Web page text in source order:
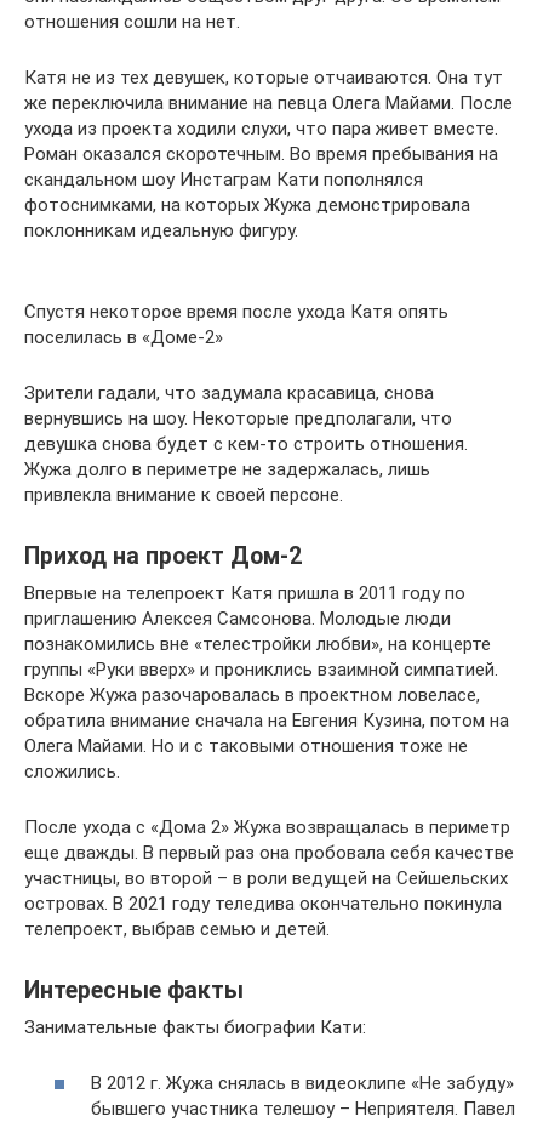
отношения сошли на нет.
Катя не из тех девушек, которые отчаиваются. Она тут
же переключила внимание на певца Олега Майами. После
ухода из проекта ходили слухи, что пара живет вместе.
Роман оказался скоротечным. Во время пребывания на
скандальном шоу Инстаграм Кати пополнялся
фотоснимками, на которых Жужа демонстрировала
поклонникам идеальную фигуру.
Спустя некоторое время после ухода Катя опять
поселилась в «Доме-2»
Зрители гадали, что задумала красавица, снова
вернувшись на шоу. Некоторые предполагали, что
девушка снова будет с кем-то строить отношения.
Жужа долго в периметре не задержалась, лишь
привлекла внимание к своей персоне.
Приход на проект Дом-2
Впервые на телепроект Катя пришла в 2011 году по
приглашению Алексея Самсонова. Молодые люди
познакомились вне «телестройки любви», на концерте
группы «Руки вверх» и прониклись взаимной симпатией.
Вскоре Жужа разочаровалась в проектном ловеласе,
обратила внимание сначала на Евгения Кузина, потом на
Олега Майами. Но и с таковыми отношения тоже не
сложились.
После ухода с «Дома 2» Жужа возвращалась в периметр
еще дважды. В первый раз она пробовала себя качестве
участницы, во второй – в роли ведущей на Сейшельских
островах. В 2021 году теледива окончательно покинула
телепроект, выбрав семью и детей.
Интересные факты
Занимательные факты биографии Кати:
В 2012 г. Жужа снялась в видеоклипе «Не забуду»
бывшего участника телешоу – Неприятеля. Павел